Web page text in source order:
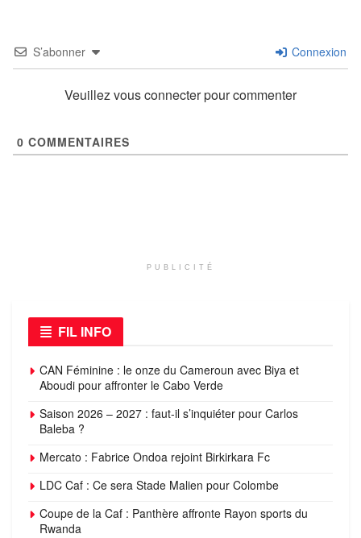
S’abonner Connexion
Veuillez vous connecter pour commenter
0 COMMENTAIRES
PUBLICITÉ
FIL INFO
CAN Féminine : le onze du Cameroun avec Biya et
Aboudi pour affronter le Cabo Verde
Saison 2026 – 2027 : faut-il s’inquiéter pour Carlos
Baleba ?
Mercato : Fabrice Ondoa rejoint Birkirkara Fc
LDC Caf : Ce sera Stade Malien pour Colombe
Coupe de la Caf : Panthère affronte Rayon sports du
Rwanda